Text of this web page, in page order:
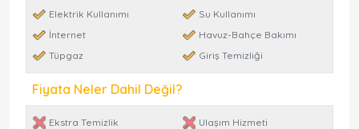
Elektrik Kullanımı
Su Kullanımı
İnternet
Havuz-Bahçe Bakımı
Tüpgaz
Giriş Temizliği
Fiyata Neler Dahil Değil?
Ekstra Temizlik
Ulaşım Hizmeti